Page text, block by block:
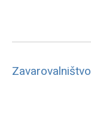
Zavarovalništvo